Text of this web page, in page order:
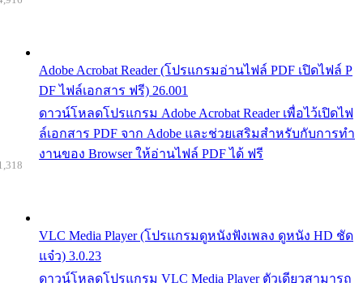
Adobe Acrobat Reader (โปรแกรมอ่านไฟล์ PDF เปิดไฟล์ P
DF ไฟล์เอกสาร ฟรี) 26.001
ดาวน์โหลดโปรแกรม Adobe Acrobat Reader เพื่อไว้เปิดไฟ
ล์เอกสาร PDF จาก Adobe และช่วยเสริมสำหรับกับการทำ
งานของ Browser ให้อ่านไฟล์ PDF ได้ ฟรี
VLC Media Player (โปรแกรมดูหนังฟังเพลง ดูหนัง HD ชัด
แจ๋ว) 3.0.23
ดาวน์โหลดโปรแกรม VLC Media Player ตัวเดียวสามารถ